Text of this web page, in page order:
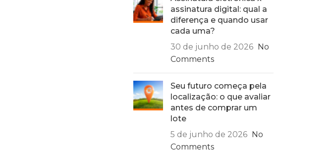
assinatura digital: qual a
diferença e quando usar
cada uma?
30 de junho de 2026 No
Comments
Seu futuro começa pela
localização: o que avaliar
antes de comprar um
lote
5 de junho de 2026 No
Comments